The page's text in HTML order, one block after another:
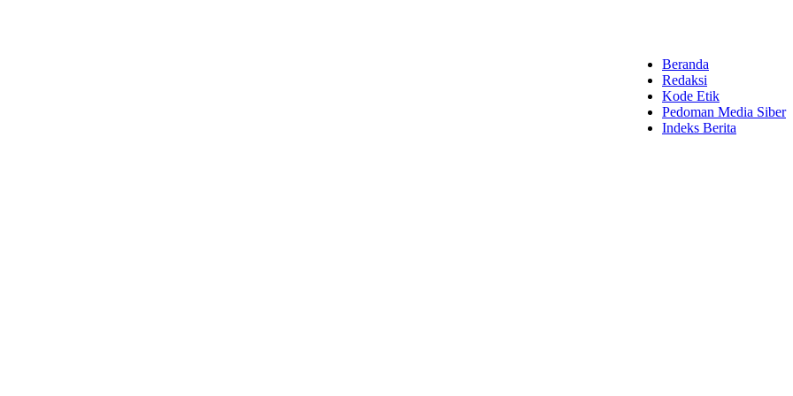
Beranda
Redaksi
Kode Etik
Pedoman Media Siber
Indeks Berita